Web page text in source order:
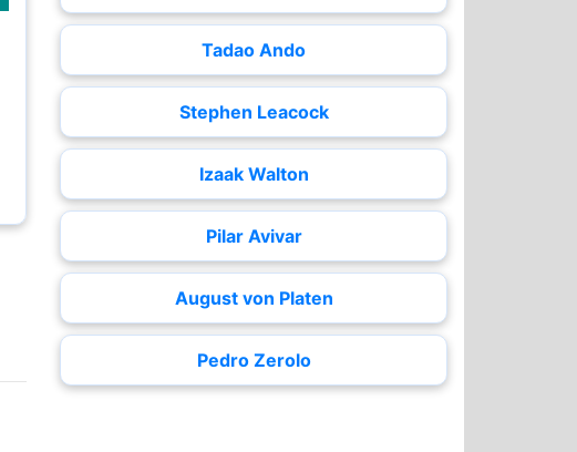
Tadao Ando
Stephen Leacock
Izaak Walton
Pilar Avivar
August von Platen
Pedro Zerolo